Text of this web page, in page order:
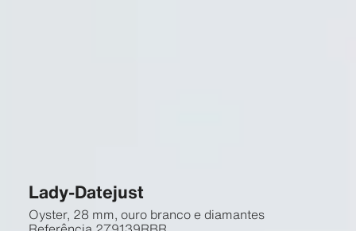
Lady-Datejust
Oyster, 28 mm, ouro branco e diamantes